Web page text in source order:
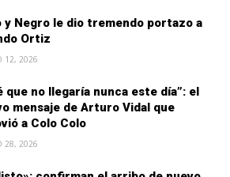
y Negro le dio tremendo portazo a
Ortiz
12, 2026
que no llegaría nunca este día”: el
mensaje de Arturo Vidal que
a Colo Colo
28, 2026